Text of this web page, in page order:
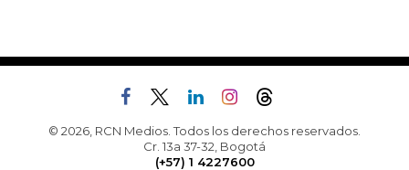
© 2026, RCN Medios. Todos los derechos reservados.
Cr. 13a 37-32, Bogotá
(+57) 1 4227600